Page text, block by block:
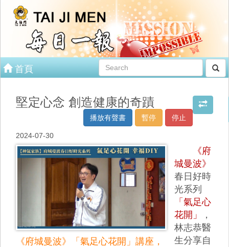
首頁
堅定心念 創造健康的奇蹟
停止
暫停
播放有聲書
2024-07-30
《府城曼波》「氣足心花開」講座，
《府
城曼波》
春日好時
光系列
「氣足心
花開」
，
林志恭醫
生分享自